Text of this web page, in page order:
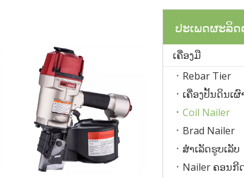
ປະເພດຜະລິ
ເຄື່ອງມື
Rebar Tier
ເຄື່ອງປັ້ນດິນເຜົ
Coil Nailer
Brad Nailer
ສໍາເລັດຮູບເລັບ
Nailer ຄອນກີ